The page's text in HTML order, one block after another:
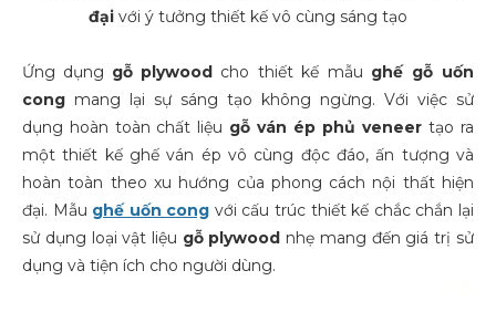
đại với ý tưởng thiết kế vô cùng sáng tạo
Ứng dụng gỗ plywood cho thiết kế mẫu ghế gỗ uốn
cong mang lại sự sáng tạo không ngừng. Với việc sử
dụng hoàn toàn chất liệu gỗ ván ép phủ veneer tạo ra
một thiết kế ghế ván ép vô cùng độc đáo, ấn tượng và
hoàn toàn theo xu hướng của phong cách nội thất hiện
đại. Mẫu ghế uốn cong với cấu trúc thiết kế chắc chắn lại
sử dụng loại vật liệu gỗ plywood nhẹ mang đến giá trị sử
dụng và tiện ích cho người dùng.